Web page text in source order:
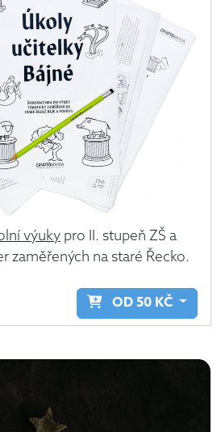
výuky pro II. stupeň ZŠ a
zaměřených na staré Řecko.
OD 50 KČ